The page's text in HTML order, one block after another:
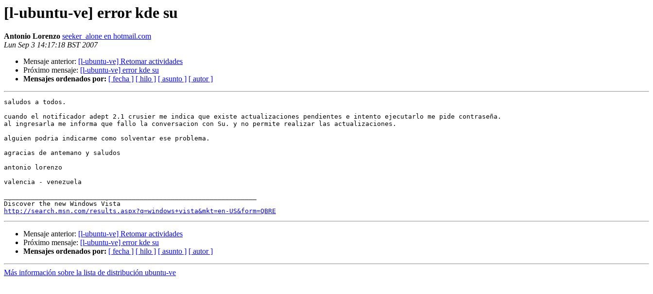
[l-ubuntu-ve] error kde su
Antonio Lorenzo seeker_alone en hotmail.com
Lun Sep 3 14:17:18 BST 2007
Mensaje anterior: [l-ubuntu-ve] Retomar actividades
Próximo mensaje: [l-ubuntu-ve] error kde su
Mensajes ordenados por: [ fecha ] [ hilo ] [ asunto ] [ autor ]
saludos a todos.
cuando el notificador adept 2.1 crusier me indica que existe actualizaciones pendientes e intento ejecutarlo me pide contraseña.
al ingresarla me informa que fallo la conversacion con Su. y no permite realizar las actualizaciones.
alguien podria indicarme como solventar ese problema.
agracias de antemano y saludos
antonio lorenzo
valencia - venezuela
http://search.msn.com/results.aspx?q=windows+vista&mkt=en-US&form=QBRE
Mensaje anterior: [l-ubuntu-ve] Retomar actividades
Próximo mensaje: [l-ubuntu-ve] error kde su
Mensajes ordenados por: [ fecha ] [ hilo ] [ asunto ] [ autor ]
Más información sobre la lista de distribución ubuntu-ve